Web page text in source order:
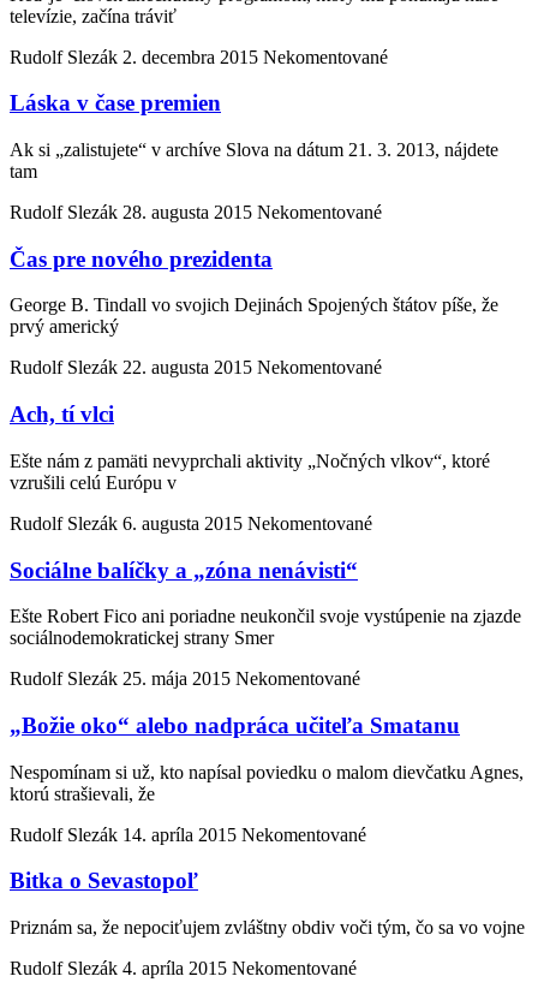
televízie, začína tráviť
Rudolf Slezák 2. decembra 2015 Nekomentované
Láska v čase premien
Ak si „zalistujete“ v archíve Slova na dátum 21. 3. 2013, nájdete
tam
Rudolf Slezák 28. augusta 2015 Nekomentované
Čas pre nového prezidenta
George B. Tindall vo svojich Dejinách Spojených štátov píše, že
prvý americký
Rudolf Slezák 22. augusta 2015 Nekomentované
Ach, tí vlci
Ešte nám z pamäti nevyprchali aktivity „Nočných vlkov“, ktoré
vzrušili celú Európu v
Rudolf Slezák 6. augusta 2015 Nekomentované
Sociálne balíčky a „zóna nenávisti“
Ešte Robert Fico ani poriadne neukončil svoje vystúpenie na zjazde
sociálnodemokratickej strany Smer
Rudolf Slezák 25. mája 2015 Nekomentované
„Božie oko“ alebo nadpráca učiteľa Smatanu
Nespomínam si už, kto napísal poviedku o malom dievčatku Agnes,
ktorú strašievali, že
Rudolf Slezák 14. apríla 2015 Nekomentované
Bitka o Sevastopoľ
Priznám sa, že nepociťujem zvláštny obdiv voči tým, čo sa vo vojne
Rudolf Slezák 4. apríla 2015 Nekomentované